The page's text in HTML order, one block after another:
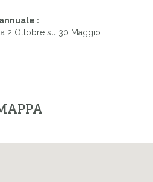
:
2 Ottobre su 30 Maggio